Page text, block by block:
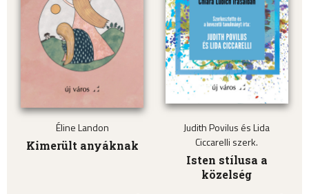
Éline Landon
Kimerült anyáknak
Judith Povilus és Lida
Ciccarelli szerk.
Isten stílusa a
közelség